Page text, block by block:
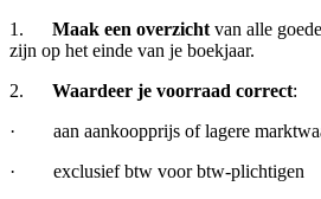
1. Maak een overzicht van alle
zijn op het einde van je boekjaar.
2. Waardeer je voorraad correct:
· aan aankoopprijs of lagere
· exclusief btw voor btw-plichtigen